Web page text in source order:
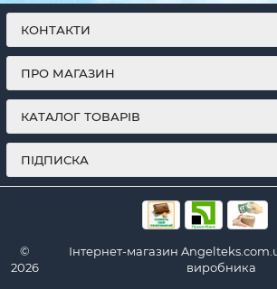
КОНТАКТИ
ПРО МАГАЗИН
КАТАЛОГ ТОВАРІВ
ПІДПИСКА
©
2026
Інтернет-магазин
виробника